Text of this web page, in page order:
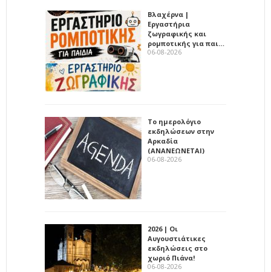
Βλαχέρνα |
Εργαστήρια
ζωγραφικής και
ρομποτικής για παι…
06-08-2026
Το ημερολόγιο
εκδηλώσεων στην
Αρκαδία
(ΑΝΑΝΕΩΝΕΤΑΙ)
06-08-2026
2026 | Οι
Αυγουστιάτικες
εκδηλώσεις στο
χωριό Πιάνα!
06-08-2026